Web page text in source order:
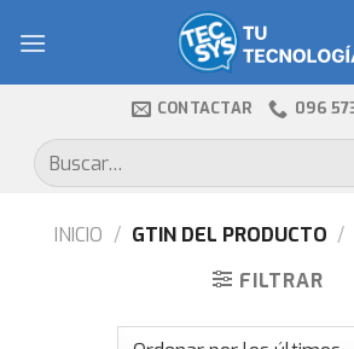
CONTACTAR 096
Buscar
por:
INICIO / GTIN DEL PRODUCTO /
FILTRAR